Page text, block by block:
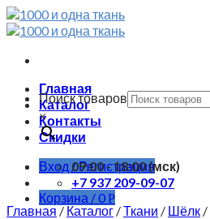
Skip
to
Главная
Каталог
Контакты
Скидки
Вход / Регистрация
Корзина /0Р
Поиск товаров
×
09:00 - 18:00 (мск)
+7 937 209-09-07
Главная/Каталог /Ткани / Шёлк /